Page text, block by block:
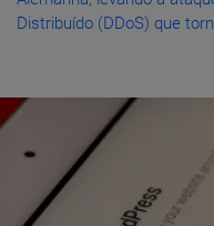
Distribuído (DDoS) que